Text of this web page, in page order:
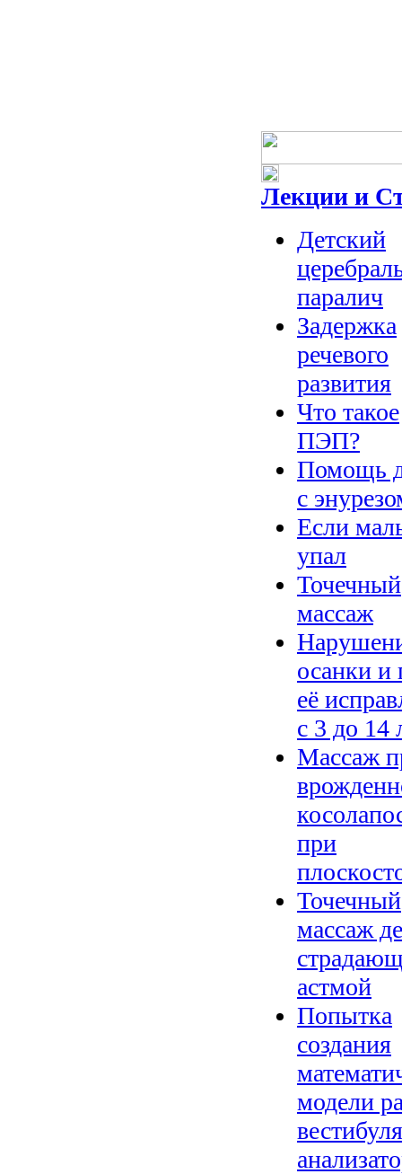
Лекции и
Детский
паралич
Задержка
речевого
развития
Что такое
ПЭП?
Помощь
с
Если
упал
Точечный
массаж
осанки и
её
с 3 до 14
Массаж
при
Точечный
массаж
астмой
Попытка
создания
модели